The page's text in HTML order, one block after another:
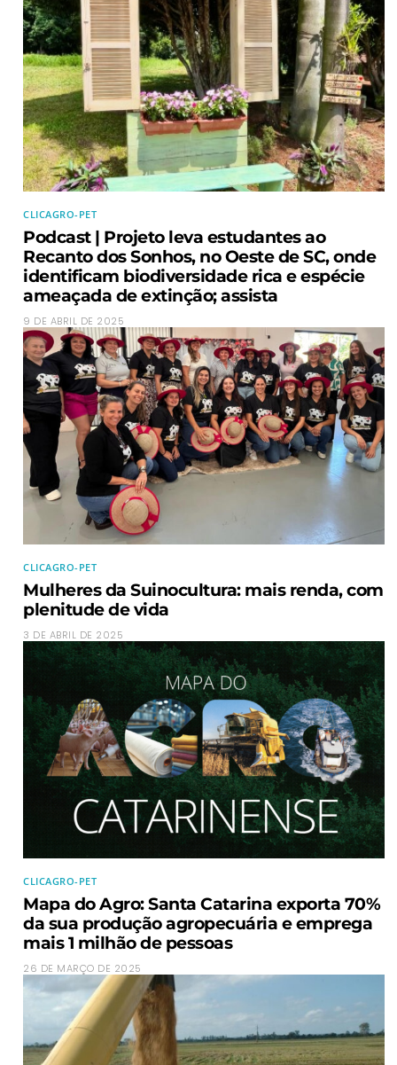
CLICAGRO-PET
Podcast | Projeto leva estudantes ao
Recanto dos Sonhos, no Oeste de SC, onde
identificam biodiversidade rica e espécie
ameaçada de extinção; assista
9 DE ABRIL DE 2025
CLICAGRO-PET
Mulheres da Suinocultura: mais renda, com
plenitude de vida
3 DE ABRIL DE 2025
CLICAGRO-PET
Mapa do Agro: Santa Catarina exporta 70%
da sua produção agropecuária e emprega
mais 1 milhão de pessoas
26 DE MARÇO DE 2025